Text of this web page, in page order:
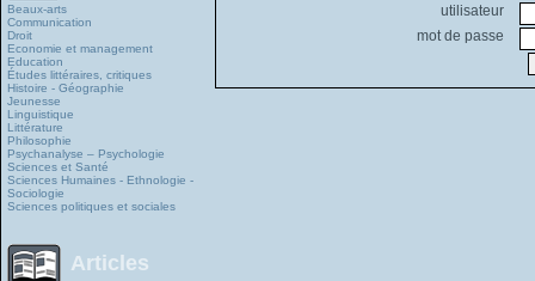
Beaux-arts
Communication
Droit
Economie et management
Education
Études littéraires, critiques
Histoire - Géographie
Jeunesse
Linguistique
Littérature
Philosophie
Psychanalyse – Psychologie
Sciences et Santé
Sciences Humaines - Ethnologie -
Sociologie
Sciences politiques et sociales
Articles
utilisateur
mot de passe